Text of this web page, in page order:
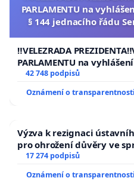
PARLAMENTU na
§ 144 jednacího řádu
‼️VELEZRADA
PARLAMENTU na
144 jednacího řádu
usnesení k podání
republiky
42 748 podpisů
Oznámení o transparentnosti
Výzva k rezignaci
pro ohrožení důvěry ve
17 274 podpisů
Oznámení o transparentnosti